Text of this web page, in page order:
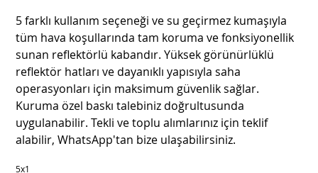
5 farklı kullanım seçeneği ve su geçirmez kumaşıyla
tüm hava koşullarında tam koruma ve fonksiyonellik
sunan reflektörlü kabandır. Yüksek görünürlüklü
reflektör hatları ve dayanıklı yapısıyla saha
operasyonları için maksimum güvenlik sağlar.
Kuruma özel baskı talebiniz doğrultusunda
uygulanabilir. Tekli ve toplu alımlarınız için teklif
alabilir, WhatsApp'tan bize ulaşabilirsiniz.
5x1